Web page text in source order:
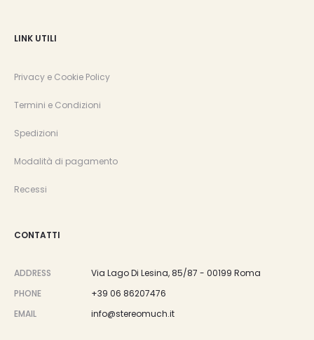
LINK UTILI
Privacy e Cookie Policy
Termini e Condizioni
Spedizioni
Modalità di pagamento
Recessi
CONTATTI
ADDRESS
Via Lago Di Lesina, 85/87 - 00199 Roma
PHONE
+39 06 86207476
EMAIL
info@stereomuch.it